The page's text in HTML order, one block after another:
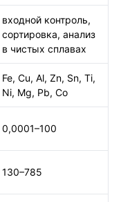
входной контроль,
сортировка, анализ
в чистых сплавах
Fe, Cu, Al, Zn, Sn, Ti,
Ni, Mg, Pb, Co
0,0001–100
130–785